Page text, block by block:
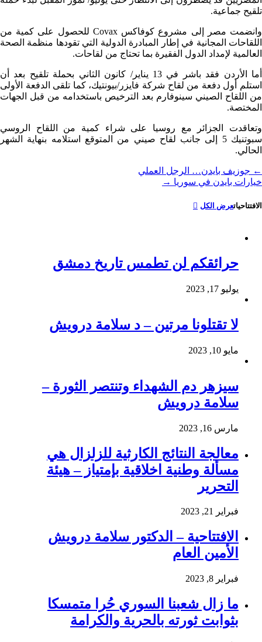
تلقيح جماعية.
وانضمت مصر إلى مشروع كوفاكس Covax للحصول على كمية من
اللقاحات المجانية في إطار المبادرة الدولية التي تقودها منظمة الصحة
العالمية لإمداد الدول الفقيرة بما تحتاج من لقاحات.
أما الأردن فقد باشر في 13 يناير/ كانون الثاني بحملة تلقيح بعد أن
استلم أول دفعة من لقاح شركة فايزر/بيونتيك، كما تلقى الدفعة الأولى
من اللقاح الصيني سينوفارم بعد الترخيص باستخدامه من قبل الجهات
المختصة.
وتعاقدت الجزائر مع روسيا على شراء كمية من اللقاح الروسي
سبوتنيك 5 إلى جانب لقاح صيني من المتوقع استلامه بنهاية الشهر
الحالي.
← جوزيف بايدن… الرجل العملي
خيارات بايدن في سوريا →
الافتتاحياتعرض الكل
حرائقكم لن تطمس تاريخ دمشق
يوليو 17, 2023
لا تقتلونا مرتين – د سلامة درويش
مايو 10, 2023
سيزهر دم الشهداء وتنتصر الثورة –
سلامة درويش
مارس 16, 2023
معالجة النتائج الكارثية للزلزال هي
مسألة وطنية اخلاقية بإمتياز – هيئة
التحرير
فبراير 21, 2023
الافتتاحية – الدكتور سلامة درويش
الأمين العام
فبراير 8, 2023
ما زال شعبنا السوري حُرا متمسكا
بثوابت ثورته بالحرية والكرامة